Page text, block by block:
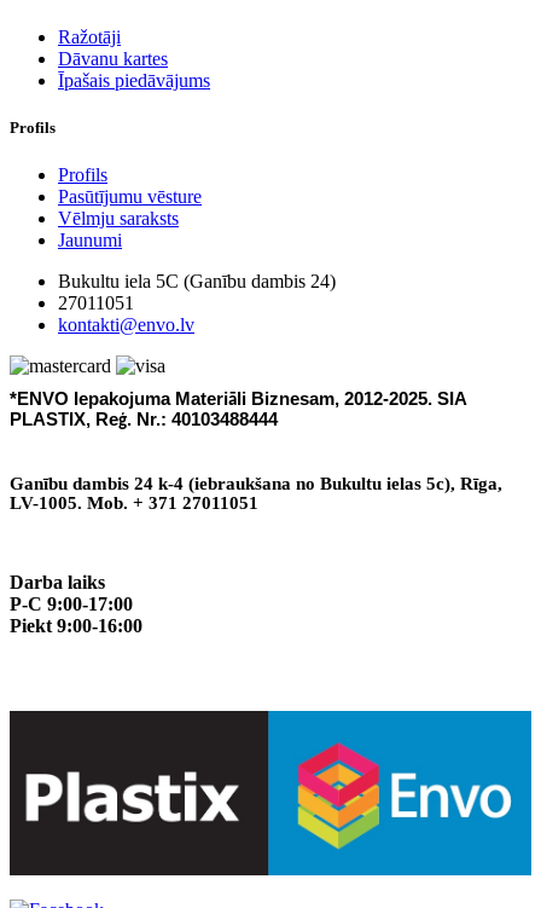
Ražotāji
Dāvanu kartes
Īpašais piedāvājums
Profils
Profils
Pasūtījumu vēsture
Vēlmju saraksts
Jaunumi
Bukultu iela 5C (Ganību dambis 24)
27011051
kontakti@envo.lv
*ENVO Iepakojuma Materiā li Biznesam, 2012-2025. SIA
PLASTIX, Reģ. Nr.: 40103488444
Ganību dambis 24 k-4 (iebraukšana no Bukultu ielas 5c), Rīga,
LV-1005. Mob. + 371 27011051
Darba laiks
P-C 9:00-17:00
Piekt 9:00-16:00